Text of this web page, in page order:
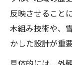
反映させること
木組み技術や、
かした設計が重要